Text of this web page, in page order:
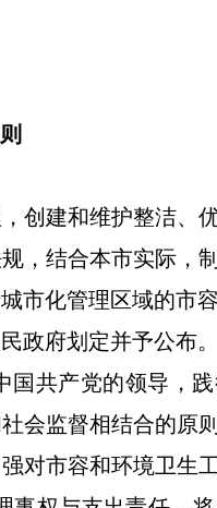
创建和维护整洁、
，结合本市实际，制
市化管理区域的市
政府划定并予公布。
国共产党的领导，
会监督相结合的原则
对市容和环境卫生